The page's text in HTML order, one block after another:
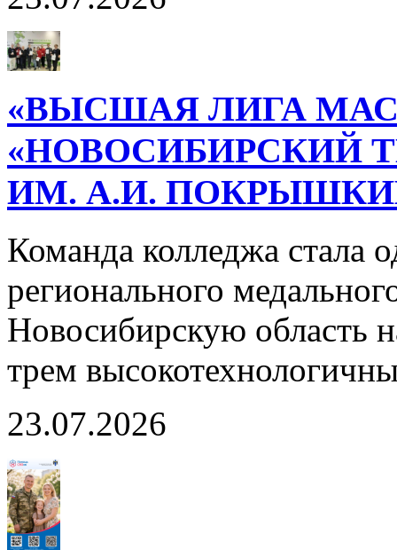
«ВЫСШАЯ ЛИГА
«НОВОСИБИРСКИЙ
ИМ. А.И.
Команда колледжа стала
регионального
Новосибирскую область
трем
23.07.2026